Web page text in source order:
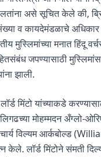
असे सूचित केले की,
व कायदेमंडळाचे अधिकार
मुस्लिमांच्या मनात हिंदू
जपण्यासाठी
झाली.
लॉर्ड मिंटो यांच्याकडे
मोहम्मदन अँग्लो-
विल्यम आर्कबोल्ड
केले. लॉर्ड मिंटोने संमती